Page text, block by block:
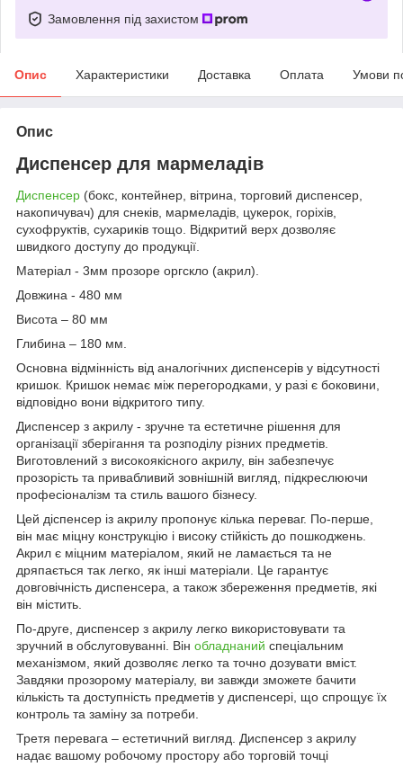
Замовлення під захистом
Опис Характеристики Доставка Оплата Умови
Опис
Диспенсер для мармеладів
Диспенсер (бокс, контейнер, вітрина, торговий диспенсер,
накопичувач) для снеків, мармеладів, цукерок, горіхів,
сухофруктів, сухариків тощо. Відкритий верх дозволяє
швидкого доступу до продукції.
Матеріал - 3мм прозоре оргскло (акрил).
Довжина - 480 мм
Висота – 80 мм
Глибина – 180 мм.
Основна відмінність від аналогічних диспенсерів у відсутності
кришок. Кришок немає між перегородками, у разі є боковини,
відповідно вони відкритого типу.
Диспенсер з акрилу - зручне та естетичне рішення для
організації зберігання та розподілу різних предметів.
Виготовлений з високоякісного акрилу, він забезпечує
прозорість та привабливий зовнішній вигляд, підкреслюючи
професіоналізм та стиль вашого бізнесу.
Цей діспенсер із акрилу пропонує кілька переваг. По-перше,
він має міцну конструкцію і високу стійкість до пошкоджень.
Акрил є міцним матеріалом, який не ламається та не
дряпається так легко, як інші матеріали. Це гарантує
довговічність диспенсера, а також збереження предметів, які
він містить.
По-друге, диспенсер з акрилу легко використовувати та
зручний в обслуговуванні. Він обладнаний спеціальним
механізмом, який дозволяє легко та точно дозувати вміст.
Завдяки прозорому матеріалу, ви завжди зможете бачити
кількість та доступність предметів у диспенсері, що спрощує їх
контроль та заміну за потреби.
Третя перевага – естетичний вигляд. Диспенсер з акрилу
надає вашому робочому простору або торговій точці